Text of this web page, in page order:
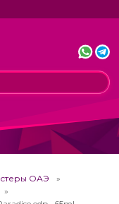
ОАЭ